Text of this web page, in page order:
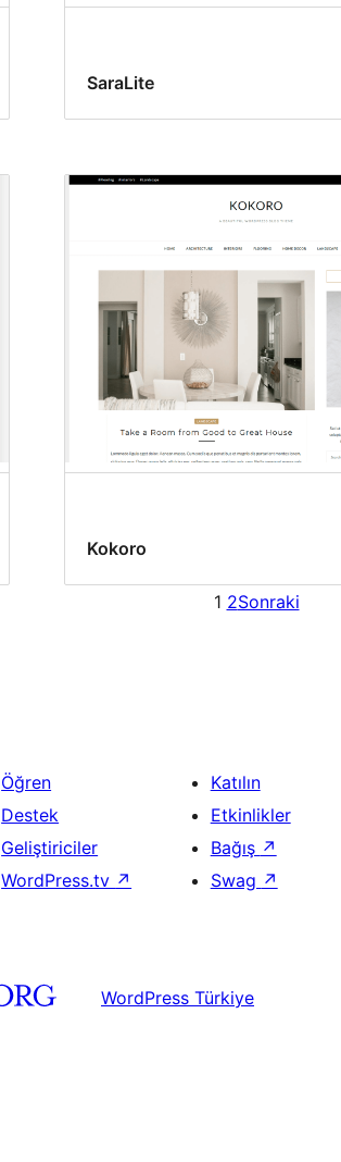
SaraLite
Kokoro
1 2Sonraki
Öğren
Destek
Geliştiriciler
WordPress.tv ↗
Katılın
Etkinlikler
Bağış ↗
Swag ↗
WordPress Türkiye